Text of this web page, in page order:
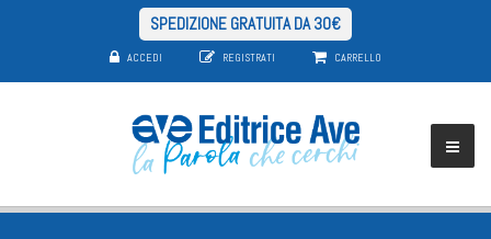
SPEDIZIONE GRATUITA DA 30€
ACCEDI REGISTRATI CARRELLO